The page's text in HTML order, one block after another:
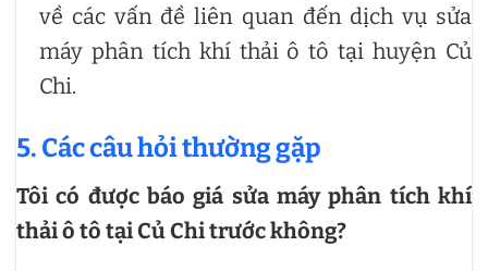
về các vấn đề liên quan đến dịch vụ sửa
máy phân tích khí thải ô tô tại huyện Củ
Chi.
5. Các câu hỏi thường gặp
Tôi có được báo giá sửa máy phân tích khí
thải ô tô tại Củ Chi trước không?